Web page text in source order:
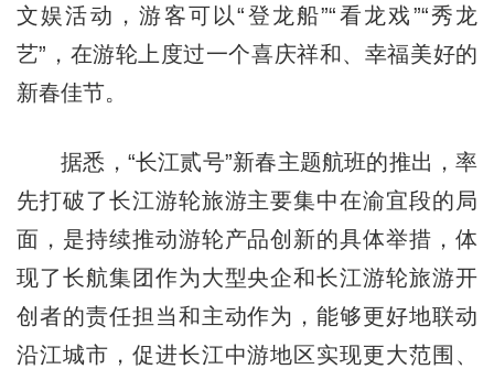
文娱活动，游客可以“登龙船”“看龙戏”“秀龙
艺”，在游轮上度过一个喜庆祥和、幸福美好的
新春佳节。
据悉，“长江贰号”新春主题航班的推出，率
先打破了长江游轮旅游主要集中在渝宜段的局
面，是持续推动游轮产品创新的具体举措，体
现了长航集团作为大型央企和长江游轮旅游开
创者的责任担当和主动作为，能够更好地联动
沿江城市，促进长江中游地区实现更大范围、